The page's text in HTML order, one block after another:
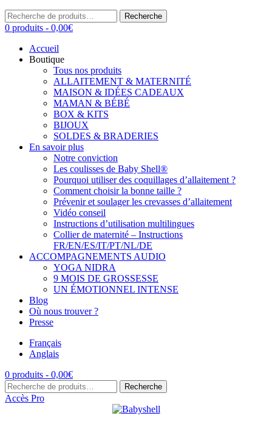
Recherche
pour :
Recherche
0 produits - 0,00€
Accueil
Boutique
Tous nos produits
ALLAITEMENT & MATERNITÉ
MAISON & IDÉES CADEAUX
MAMAN & BÉBÉ
BOX & KITS
BIJOUX
SOLDES & BRADERIES
En savoir plus
Notre conviction
Les coulisses de Baby Shell®
Pourquoi utiliser des coquillages d’allaitement ?
Comment choisir la bonne taille ?
Prévenir et soulager les crevasses d’allaitement
Vidéo conseil
Instructions d’utilisation multilingues
Collier de maternité – Instructions
FR/EN/ES/IT/PT/NL/DE
ACCOMPAGNEMENTS AUDIO
YOGA NIDRA
9 MOIS DE GROSSESSE
UN ÉMOTIONNEL INTENSE
Blog
Où nous trouver ?
Presse
Français
Anglais
0 produits - 0,00€
Recherche
pour :
Recherche
Accès Pro